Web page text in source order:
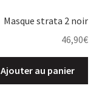
Masque strata 2 noir
46,90€
Ajouter au panier